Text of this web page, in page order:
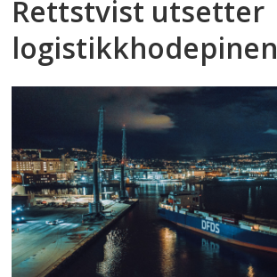
Rettstvist utsetter
logistikkhodepinen